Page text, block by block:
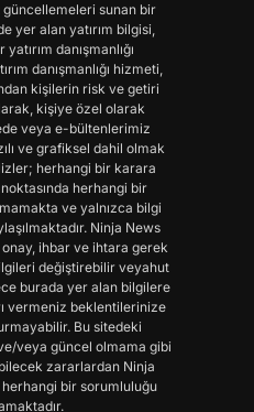
sunan bir
yer alan yatırım bilgisi,
danışmanlığı
danışmanlığı hizmeti,
kişilerin risk ve getiri
kişiye özel olarak
veya e-bültenlerimiz
ve grafiksel dahil olmak
herhangi bir karara
herhangi bir
ve yalnızca bilgi
Ninja News
ihbar ve ihtara gerek
değiştirebilir veyahut
burada yer alan bilgilere
vermeniz beklentilerinize
Bu sitedeki
veya güncel olmama gibi
zararlardan Ninja
herhangi bir sorumluluğu